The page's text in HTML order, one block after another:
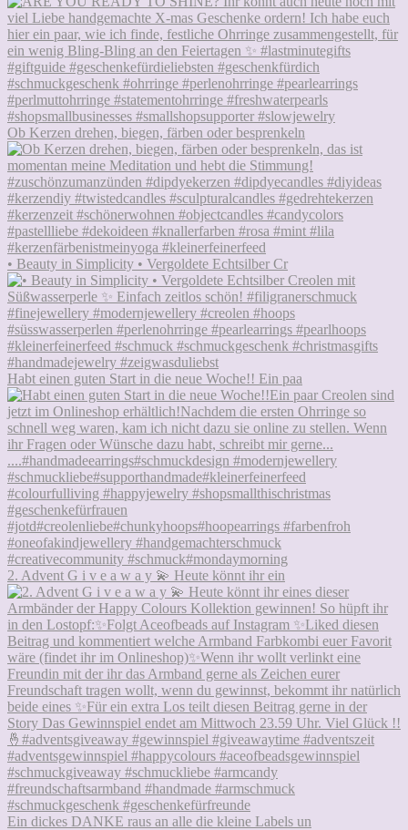
Ob Kerzen drehen, biegen, färben oder besprenkeln
• Beauty in Simplicity • Vergoldete Echtsilber Cr
Habt einen guten Start in die neue Woche!! Ein paa
2. Advent G i v e a w a y 💫 Heute könnt ihr ein
Ein dickes DANKE raus an alle die kleine Labels un